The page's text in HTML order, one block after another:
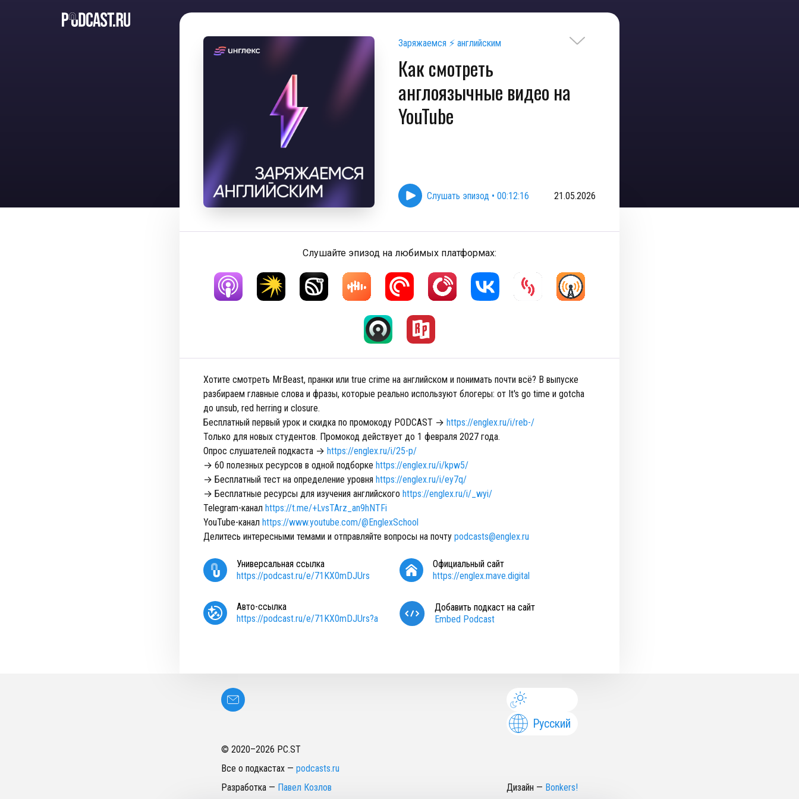
Заряжаемся ⚡ английским
Как смотреть
англоязычные видео на
YouTube
Слушать эпизод • 00:12:16 21.05.2026
Слушайте эпизод на любимых платформах:
Хотите смотреть MrBeast, пранки или true crime на английском и понимать почти всё? В выпуске
разбираем главные слова и фразы, которые реально используют блогеры: от It's go time и gotcha
до unsub, red herring и closure.
Бесплатный первый урок и скидка по промокоду PODCAST → https://englex.ru/i/reb-/
Только для новых студентов. Промокод действует до 1 февраля 2027 года.
Опрос слушателей подкаста → https://englex.ru/i/25-p/
→ 60 полезных ресурсов в одной подборке https://englex.ru/i/kpw5/
→ Бесплатный тест на определение уровня https://englex.ru/i/ey7q/
→ Бесплатные ресурсы для изучения английского https://englex.ru/i/_wyi/
Telegram-канал https://t.me/+LvsTArz_an9hNTFi
YouTube-канал https://www.youtube.com/@EnglexSchool
Делитесь интересными темами и отправляйте вопросы на почту podcasts@englex.ru
Универсальная ссылка
https://podcast.ru/e/71KX0mDJUrs
Официальный сайт
https://englex.mave.digital
Авто-ссылка
https://podcast.ru/e/71KX0mDJUrs?a
Добавить подкаст на сайт
Embed Podcast
Русский
© 2020–2026 PC.ST
Все о подкастах — podcasts.ru
Разработка — Павел Козлов Дизайн — Bonkers!